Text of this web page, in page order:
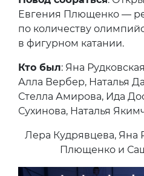
Евгения Плющенко —
по количеству
в фигурном катании.
Кто был: Яна
Алла Вербер, Наталья
Стелла Амирова, Ида
Сухинова, Наталья
Лера Кудрявцева, Яна
Плющенко и